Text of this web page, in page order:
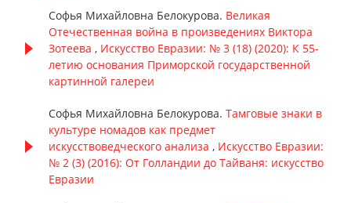
Софья Михайловна Белокурова. Великая
Отечественная война в произведениях Виктора
Зотеева , Искусство Евразии: № 3 (18) (2020): К 55-
летию основания Приморской государственной
картинной галереи
Софья Михайловна Белокурова. Тамговые знаки в
культуре номадов как предмет
искусствоведческого анализа , Искусство Евразии:
№ 2 (3) (2016): От Голландии до Тайваня: искусство
Евразии